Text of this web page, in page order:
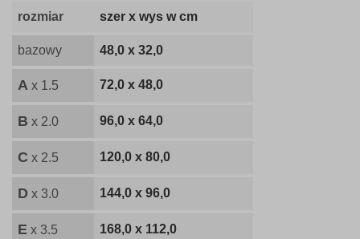
rozmiar szer x wys w cm
bazowy 48,0 x 32,0
A x 1.5 72,0 x 48,0
B x 2.0 96,0 x 64,0
C x 2.5 120,0 x 80,0
D x 3.0 144,0 x 96,0
E x 3.5 168,0 x 112,0